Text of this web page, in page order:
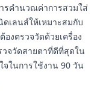
รคำนวณค่าการสวมใส่
เลนส์ให้เหมาะสมกับ
งตรวจวัดด้วยเครื่อง
จวัดสายตาที่ดีที่สุดใน
จในการใช้งาน 90 วัน